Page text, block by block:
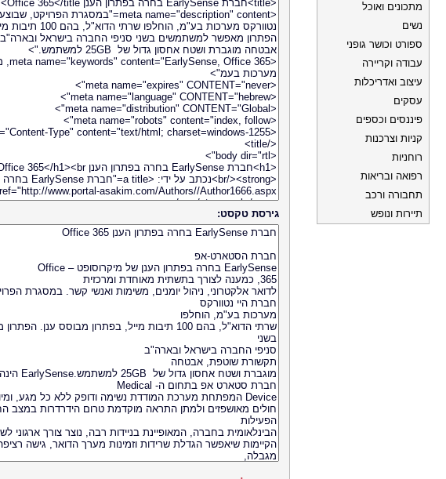
גירסת טקסט:
מתכונים ואוכל
נשים
ספורט וכושר גופני
עבודה וקריירה
עיצוב ואדריכלות
עסקים
פיננסים וכספים
קניות וצרכנות
רוחניות
רפואה ובריאות
תחבורה ורכב
תיירות ונופש